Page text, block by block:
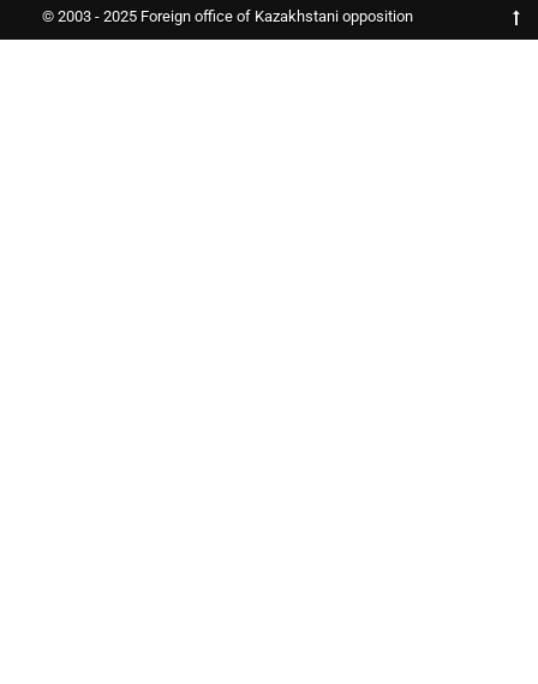
© 2003 - 2025 Foreign office of Kazakhstani opposition